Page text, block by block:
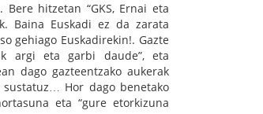
hitzetan “GKS, Ernai eta
Baina Euskadi ez da zarata
gehiago Euskadirekin!. Gazte
argi eta garbi daude”, eta
dago gazteentzako aukerak
Hor dago benetako
eta “gure etorkizuna